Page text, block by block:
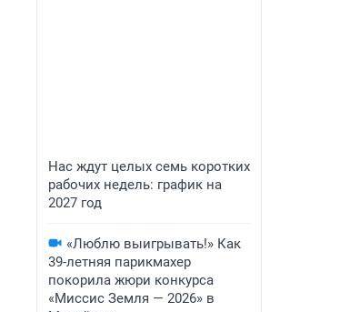
Нас ждут целых семь коротких
рабочих недель: график на
2027 год
«Люблю выигрывать!» Как
39-летняя парикмахер
покорила жюри конкурса
«Миссис Земля — 2026» в